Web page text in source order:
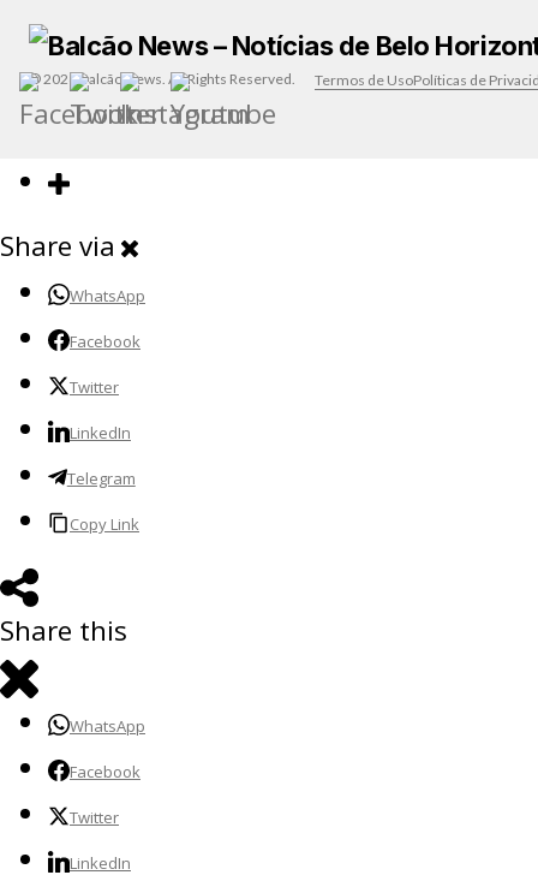
© 2026 Balcão News. All Rights Reserved. Termos de UsoPolíticas de
Share via
WhatsApp
Facebook
Twitter
LinkedIn
Telegram
Copy Link
Share this
WhatsApp
Facebook
Twitter
LinkedIn